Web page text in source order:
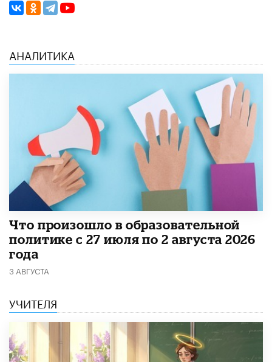
АНАЛИТИКА
​Что произошло в образовательной
политике с 27 июля по 2 августа 2026
года
3 АВГУСТА
УЧИТЕЛЯ